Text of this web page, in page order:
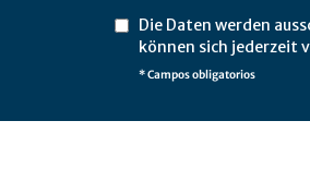
Die Daten werden
können sich jederzeit
* Campos obligatorios